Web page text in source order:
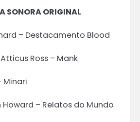
SONORA ORIGINAL
– Destacamento Blood
Ross – Mank
Minari
– Relatos do Mundo